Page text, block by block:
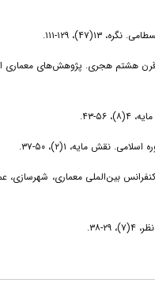
از فرهنگی تعامل با جهانگردی. کنفرانس بین‌الملی